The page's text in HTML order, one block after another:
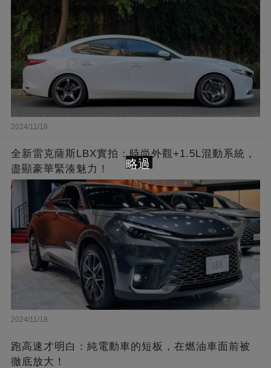
2024/11/18
全新雷克薩斯LBX實拍：時尚外觀+1.5L混動系統，
盡顯豪華緊湊魅力！
2024/11/18
跑高速才明白：純電動車的短板，在燃油車面前被
徹底放大！
略過